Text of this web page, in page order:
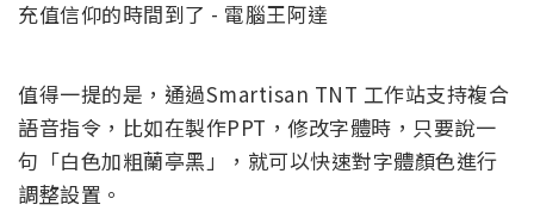
值得一提的是，通過Smartisan TNT 工作站支持複合
語音指令，比如在製作PPT，修改字體時，只要說一
句「白色加粗蘭亭黑」，就可以快速對字體顏色進行
調整設置。